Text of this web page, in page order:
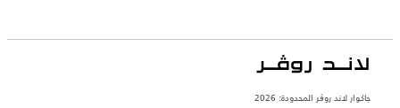
جاكوار لاند روڨر المحدودة: 2026